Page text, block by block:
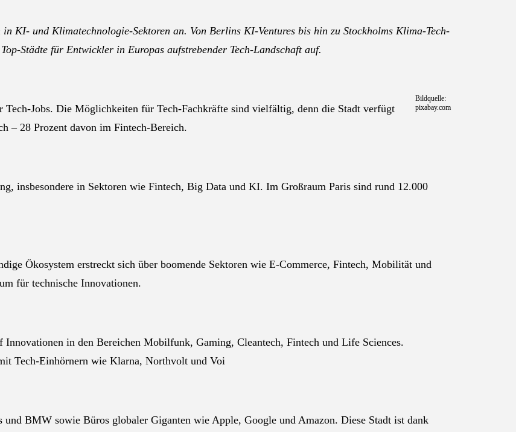
KI- und Klimatechnologie-Sektoren an. Von Berlins KI-Ventures bis hin zu Stockholms Klima-Tech-
Städte für Entwickler in Europas aufstrebender Tech-Landschaft auf.
Bildquelle:
pixabay.com
Jobs. Die Möglichkeiten für Tech-Fachkräfte sind vielfältig, denn die Stadt verfügt
– 28 Prozent davon im Fintech-Bereich.
insbesondere in Sektoren wie Fintech, Big Data und KI. Im Großraum Paris sind rund 12.000
Ökosystem erstreckt sich über boomende Sektoren wie E-Commerce, Fintech, Mobilität und
für technische Innovationen.
Innovationen in den Bereichen Mobilfunk, Gaming, Cleantech, Fintech und Life Sciences.
Tech-Einhörnern wie Klarna, Northvolt und Voi
BMW sowie Büros globaler Giganten wie Apple, Google und Amazon. Diese Stadt ist dank